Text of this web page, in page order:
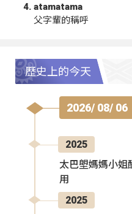
atamatama
父字輩的稱呼
歷史上的今天
2026/ 08/ 06
2025
太巴塱媽媽小
用
2025